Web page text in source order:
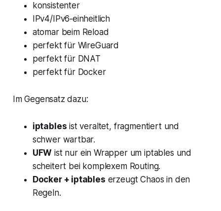
konsistenter
IPv4/IPv6‑einheitlich
atomar beim Reload
perfekt für WireGuard
perfekt für DNAT
perfekt für Docker
Im Gegensatz dazu:
iptables ist veraltet, fragmentiert und
schwer wartbar.
UFW ist nur ein Wrapper um iptables und
scheitert bei komplexem Routing.
Docker + iptables erzeugt Chaos in den
Regeln.